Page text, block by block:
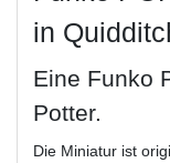
in
Eine Funko
Potter.
Die Miniatur ist